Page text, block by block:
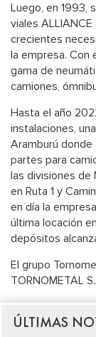
Luego, en 1993,
viales
crecientes
la empresa. Con
gama de
camiones,
Hasta el año
instalaciones,
Aramburú
partes para
las divisiones de
en Ruta 1 y
en día la
última locación
depósitos
El grupo
TORNOMETAL
ÚLTIMAS